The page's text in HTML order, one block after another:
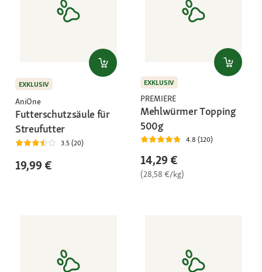
EXKLUSIV
AniOne
Futterschutzsäule für
Streufutter
3.5 (20)
19,99 €
EXKLUSIV
PREMIERE
Mehlwürmer Topping
500g
4.8 (120)
14,29 €
(28,58 €/kg)